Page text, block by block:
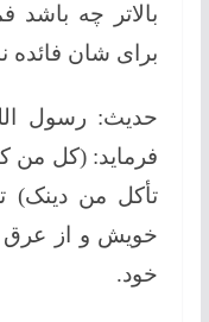
بالاتر چه باشد
برای شان فائده
حدیث: رسول
فرماید: (کل من
تأکل من
خویش و از عرق
خود.